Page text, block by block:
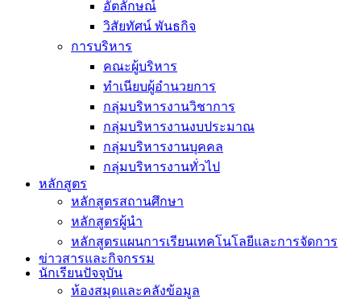
อัตลักษณ์
วิสัยทัศน์ พันธกิจ
การบริหาร
คณะผู้บริหาร
ทำเนียบผู้อำนวยการ
กลุ่มบริหารงานวิชาการ
กลุ่มบริหารงานงบประมาณ
กลุ่มบริหารงานบุคคล
กลุ่มบริหารงานทั่วไป
หลักสูตร
หลักสูตรสถานศึกษา
หลักสูตรผู้นำ
หลักสูตรแผนการเรียนเทคโนโลยีและการจัดการ
ข่าวสารและกิจกรรม
นักเรียนปัจจุบัน
ห้องสมุดและคลังข้อมูล